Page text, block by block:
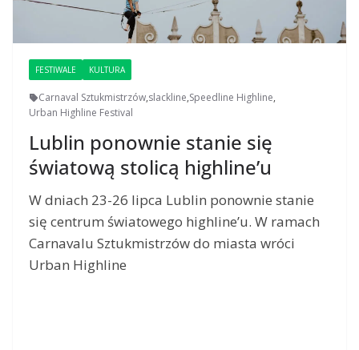
FESTIWALE KULTURA
Carnaval Sztukmistrzów,slackline,Speedline Highline,
Urban Highline Festival
Lublin ponownie stanie się
światową stolicą highline’u
W dniach 23-26 lipca Lublin ponownie stanie
się centrum światowego highline’u. W ramach
Carnavalu Sztukmistrzów do miasta wróci
Urban Highline